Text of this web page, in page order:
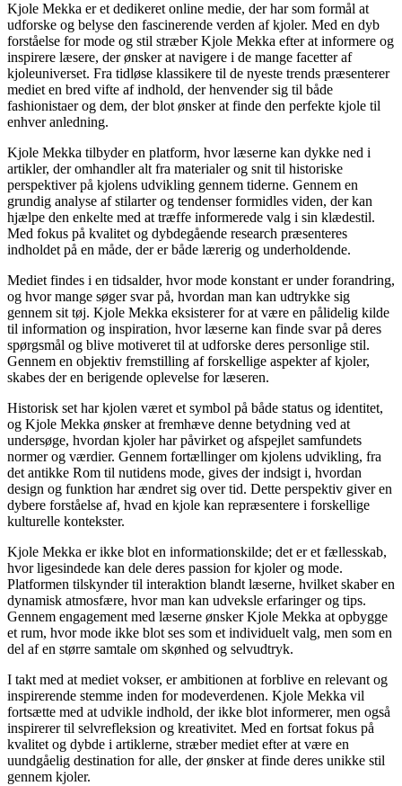
Kjole Mekka er et dedikeret online medie, der har som formål at
udforske og belyse den fascinerende verden af kjoler. Med en dyb
forståelse for mode og stil stræber Kjole Mekka efter at informere og
inspirere læsere, der ønsker at navigere i de mange facetter af
kjoleuniverset. Fra tidløse klassikere til de nyeste trends præsenterer
mediet en bred vifte af indhold, der henvender sig til både
fashionistaer og dem, der blot ønsker at finde den perfekte kjole til
enhver anledning.
Kjole Mekka tilbyder en platform, hvor læserne kan dykke ned i
artikler, der omhandler alt fra materialer og snit til historiske
perspektiver på kjolens udvikling gennem tiderne. Gennem en
grundig analyse af stilarter og tendenser formidles viden, der kan
hjælpe den enkelte med at træffe informerede valg i sin klædestil.
Med fokus på kvalitet og dybdegående research præsenteres
indholdet på en måde, der er både lærerig og underholdende.
Mediet findes i en tidsalder, hvor mode konstant er under forandring,
og hvor mange søger svar på, hvordan man kan udtrykke sig
gennem sit tøj. Kjole Mekka eksisterer for at være en pålidelig kilde
til information og inspiration, hvor læserne kan finde svar på deres
spørgsmål og blive motiveret til at udforske deres personlige stil.
Gennem en objektiv fremstilling af forskellige aspekter af kjoler,
skabes der en berigende oplevelse for læseren.
Historisk set har kjolen været et symbol på både status og identitet,
og Kjole Mekka ønsker at fremhæve denne betydning ved at
undersøge, hvordan kjoler har påvirket og afspejlet samfundets
normer og værdier. Gennem fortællinger om kjolens udvikling, fra
det antikke Rom til nutidens mode, gives der indsigt i, hvordan
design og funktion har ændret sig over tid. Dette perspektiv giver en
dybere forståelse af, hvad en kjole kan repræsentere i forskellige
kulturelle kontekster.
Kjole Mekka er ikke blot en informationskilde; det er et fællesskab,
hvor ligesindede kan dele deres passion for kjoler og mode.
Platformen tilskynder til interaktion blandt læserne, hvilket skaber en
dynamisk atmosfære, hvor man kan udveksle erfaringer og tips.
Gennem engagement med læserne ønsker Kjole Mekka at opbygge
et rum, hvor mode ikke blot ses som et individuelt valg, men som en
del af en større samtale om skønhed og selvudtryk.
I takt med at mediet vokser, er ambitionen at forblive en relevant og
inspirerende stemme inden for modeverdenen. Kjole Mekka vil
fortsætte med at udvikle indhold, der ikke blot informerer, men også
inspirerer til selvrefleksion og kreativitet. Med en fortsat fokus på
kvalitet og dybde i artiklerne, stræber mediet efter at være en
uundgåelig destination for alle, der ønsker at finde deres unikke stil
gennem kjoler.